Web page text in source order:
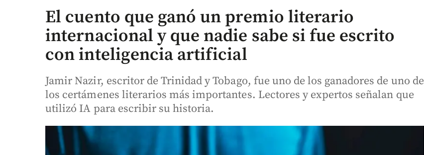
El cuento que ganó un premio literario
internacional y que nadie sabe si fue escrito
con inteligencia artificial
Jamir Nazir, escritor de Trinidad y Tobago, fue uno de los ganadores de uno de
los certámenes literarios más importantes. Lectores y expertos señalan que
utilizó IA para escribir su historia.